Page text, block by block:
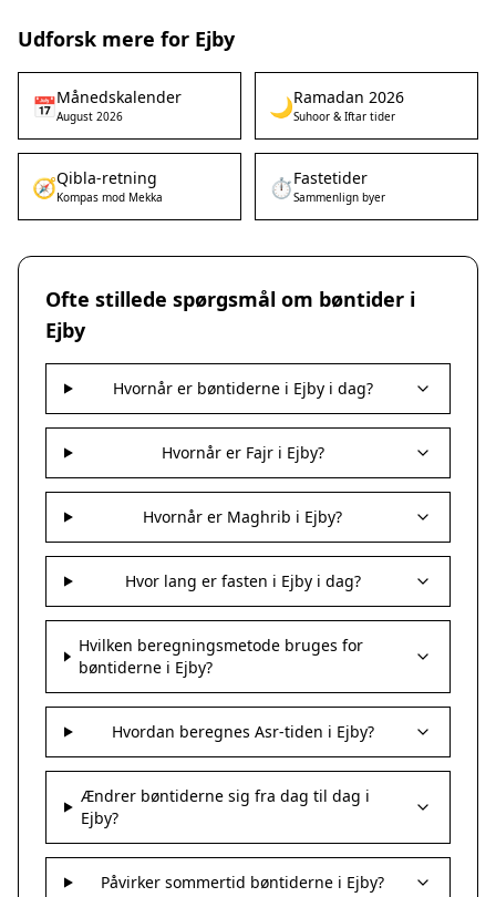
Udforsk mere for Ejby
📅Månedskalender
August 2026 🌙Ramadan 2026
Suhoor & Iftar tider
🧭Qibla-retning
Kompas mod Mekka ⏱️Fastetider
Sammenlign byer
Ofte stillede spørgsmål om bøntider i
Ejby
Hvornår er bøntiderne i Ejby i dag?
Hvornår er Fajr i Ejby?
Hvornår er Maghrib i Ejby?
Hvor lang er fasten i Ejby i dag?
Hvilken beregningsmetode bruges for
bøntiderne i Ejby?
Hvordan beregnes Asr-tiden i Ejby?
Ændrer bøntiderne sig fra dag til dag i
Ejby?
Påvirker sommertid bøntiderne i Ejby?